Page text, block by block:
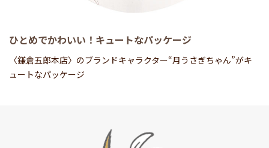
ひとめでかわいい！キュートなパッケージ
〈鎌倉五郎本店〉のブランドキャラクター“月うさぎちゃん”がキ
ュートなパッケージ